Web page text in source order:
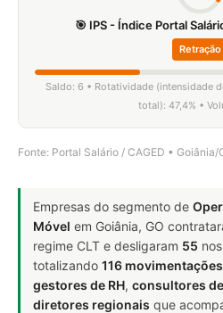
🎯 IPS - Índice Portal
Retração
Saldo: 6 • Rotatividade (intensidade
total): 47,4% •
Fonte: Portal Salário / CAGED •
Empresas do segmento de
Móvel em Goiânia, GO
regime CLT e desligaram 55
totalizando 116 movimentações
gestores de RH, consultores
diretores regionais que